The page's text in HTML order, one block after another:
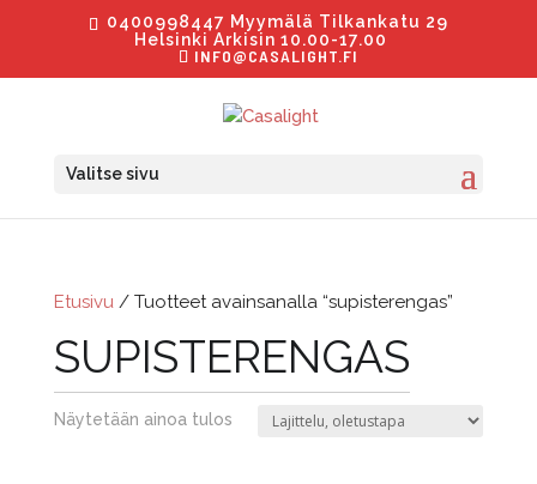
0400998447 Myymälä Tilkankatu 29
Helsinki Arkisin 10.00-17.00
INFO@CASALIGHT.FI
Valitse sivu
Etusivu/ Tuotteet avainsanalla “supisterengas”
SUPISTERENGAS
Näytetään ainoa tulos